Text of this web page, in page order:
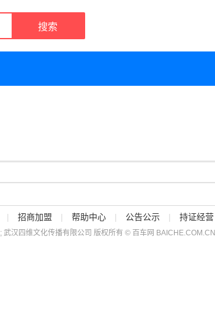
搜索
| 招商加盟 | 帮助中心 | 公告公示 | 持证经营
; 武汉四维文化传播有限公司 版权所有 © 百车网 BAICHE.COM.CN